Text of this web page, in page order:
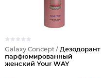
Galaxy Concept / Дезодорант
парфюмированный
женский Your WAY